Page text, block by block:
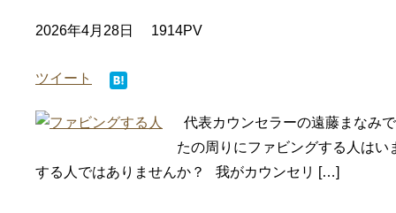
2026年4月28日 1914PV
ツイート
代表カウンセラーの遠藤まなみ
たの周りにファビングする人は
する人ではありませんか？ 我がカウンセリ […]